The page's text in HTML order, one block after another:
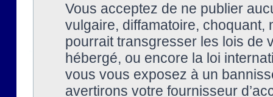
Vous acceptez de ne publier
vulgaire, diffamatoire, choquant,
pourrait transgresser les lois de
hébergé, ou encore la loi
vous vous exposez à un
avertirons votre fournisseur